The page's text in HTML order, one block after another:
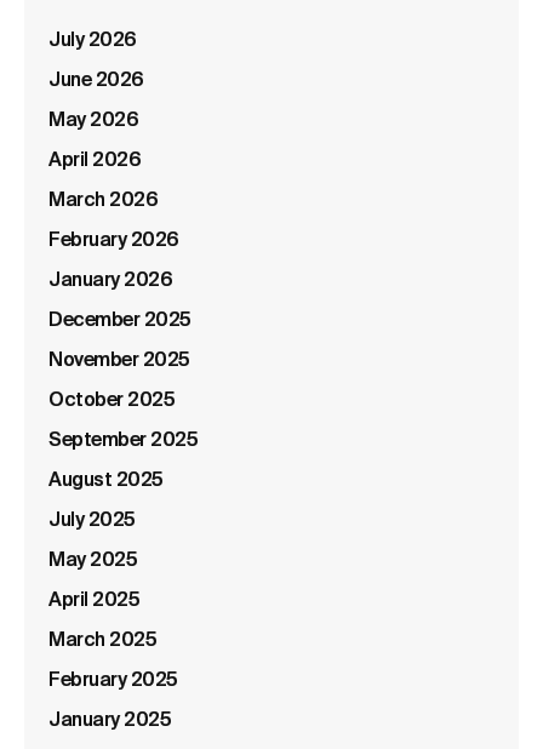
July 2026
June 2026
May 2026
April 2026
March 2026
February 2026
January 2026
December 2025
November 2025
October 2025
September 2025
August 2025
July 2025
May 2025
April 2025
March 2025
February 2025
January 2025